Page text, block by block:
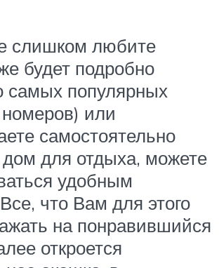
слишком любите
будет подробно
самых популярных
или
самостоятельно
дом для отдыха, можете
удобным
что Вам для этого
на понравившийся
откроется